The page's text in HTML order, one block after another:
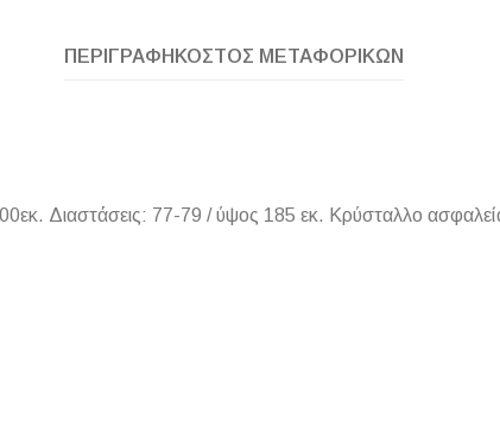
Υπολογισμός Αποστατών -Κλίπς
ΠΕΡΙΓΡΑΦΉ ΚΌΣΤΟΣ ΜΕΤΑΦΟΡΙΚΏΝ
Διαστάσεις: 77-79 / ύψος 185 εκ. Κρύσταλλο